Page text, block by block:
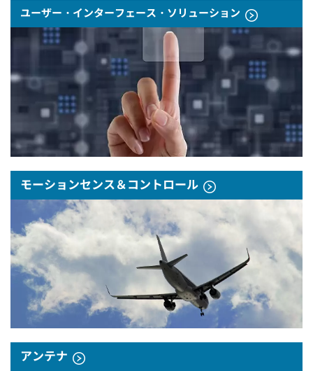
ユーザー・インターフェース・ソリューション
モーションセンス＆コントロール
アンテナ